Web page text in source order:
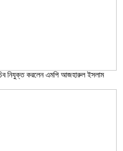
নিযুক্ত করলেন এমপি আজহারুল ইসলাম